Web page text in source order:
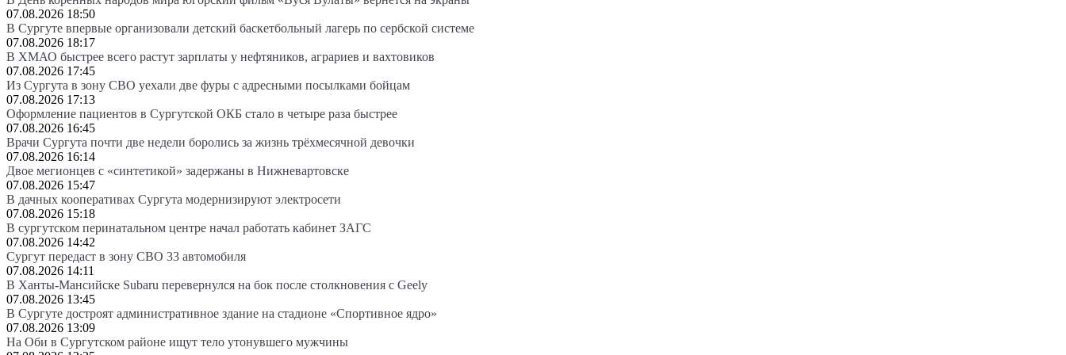
07.08.2026 18:50
В Сургуте впервые организовали детский баскетбольный лагерь по сербской системе
07.08.2026 18:17
В ХМАО быстрее всего растут зарплаты у нефтяников, аграриев и вахтовиков
07.08.2026 17:45
Из Сургута в зону СВО уехали две фуры с адресными посылками бойцам
07.08.2026 17:13
Оформление пациентов в Сургутской ОКБ стало в четыре раза быстрее
07.08.2026 16:45
Врачи Сургута почти две недели боролись за жизнь трёхмесячной девочки
07.08.2026 16:14
Двое мегионцев с «синтетикой» задержаны в Нижневартовске
07.08.2026 15:47
В дачных кооперативах Сургута модернизируют электросети
07.08.2026 15:18
В сургутском перинатальном центре начал работать кабинет ЗАГС
07.08.2026 14:42
Сургут передаст в зону СВО 33 автомобиля
07.08.2026 14:11
В Ханты-Мансийске Subaru перевернулся на бок после столкновения с Geely
07.08.2026 13:45
В Сургуте достроят административное здание на стадионе «Спортивное ядро»
07.08.2026 13:09
На Оби в Сургутском районе ищут тело утонувшего мужчины